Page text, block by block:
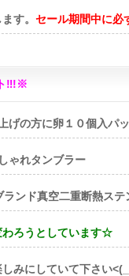
す。 セール期間中に必
‼!※
げの方に卵１０個入パ
ンブラー
二重断熱ステン
ろうとしています☆
みにしていて下さい